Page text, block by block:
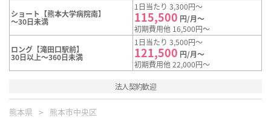
ショート【熊本大学病院南】
～30日未満
1日当たり 3,300円～
115,500 円/月～
初期費用他 16,500円～
ロング【滝田口駅前】
30日以上～360日未満
1日当たり 3,500円～
121,500 円/月～
初期費用他 22,000円～
法人契約歓迎
熊本県 熊本市中央区